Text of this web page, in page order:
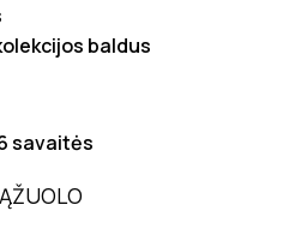
baldus
savaitės